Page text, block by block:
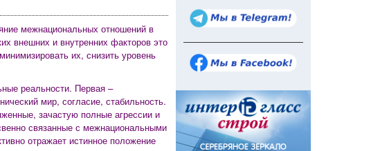
межнациональных отношений в
внешних и внутренних факторов это
их, снизить уровень
реальности. Первая –
мир, согласие, стабильность.
зачастую полные агрессии и
связанные с межнациональными
отражает истинное положение